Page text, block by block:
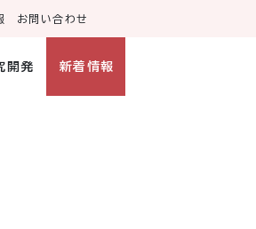
お問い合わせ
開発 新着情報